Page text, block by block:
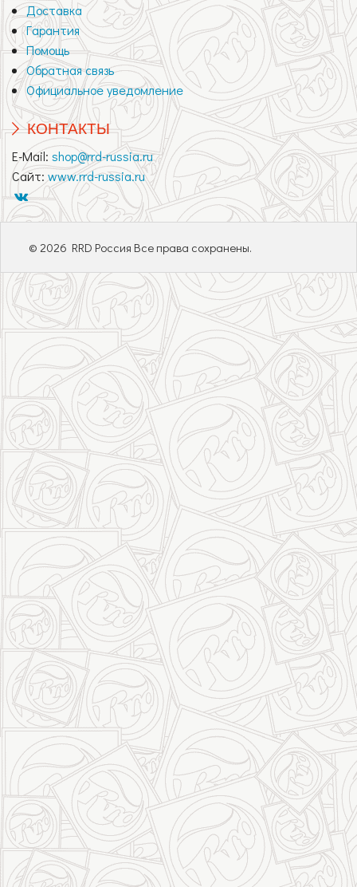
Доставка
Гарантия
Помощь
Обратная связь
Официальное уведомление
КОНТАКТЫ
E-Mail: shop@rrd-russia.ru
Сайт: www.rrd-russia.ru
© 2026 RRD Россия Все права сохранены.